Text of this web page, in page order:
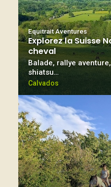
Equitrait Aventures
Explorez la Suisse
cheval
Balade, rallye
shiatsu…
Calvados